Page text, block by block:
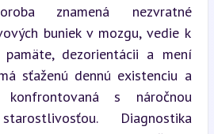
znamená nezvratné
buniek v mozgu, vedie k
dezorientácii a mení
sťaženú dennú existenciu a
s náročnou
Diagnostika